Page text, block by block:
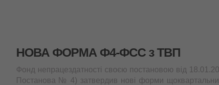
НОВА ФОРМА Ф4-ФСС з ТВП
Фонд непрацездатності своєю постановою від
Постанова № 4) затвердив нові форми